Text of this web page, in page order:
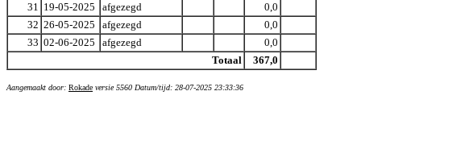
31 19-05-2025 afgezegd
0,0
32 26-05-2025 afgezegd
0,0
33 02-06-2025 afgezegd
0,0
Totaal
367,0
Aangemaakt door: Rokade versie 5560 Datum/tijd: 28-07-2025 23:33:36